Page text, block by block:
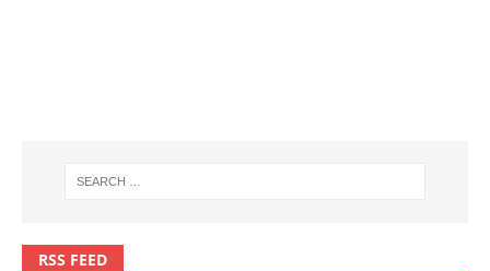
RSS FEED